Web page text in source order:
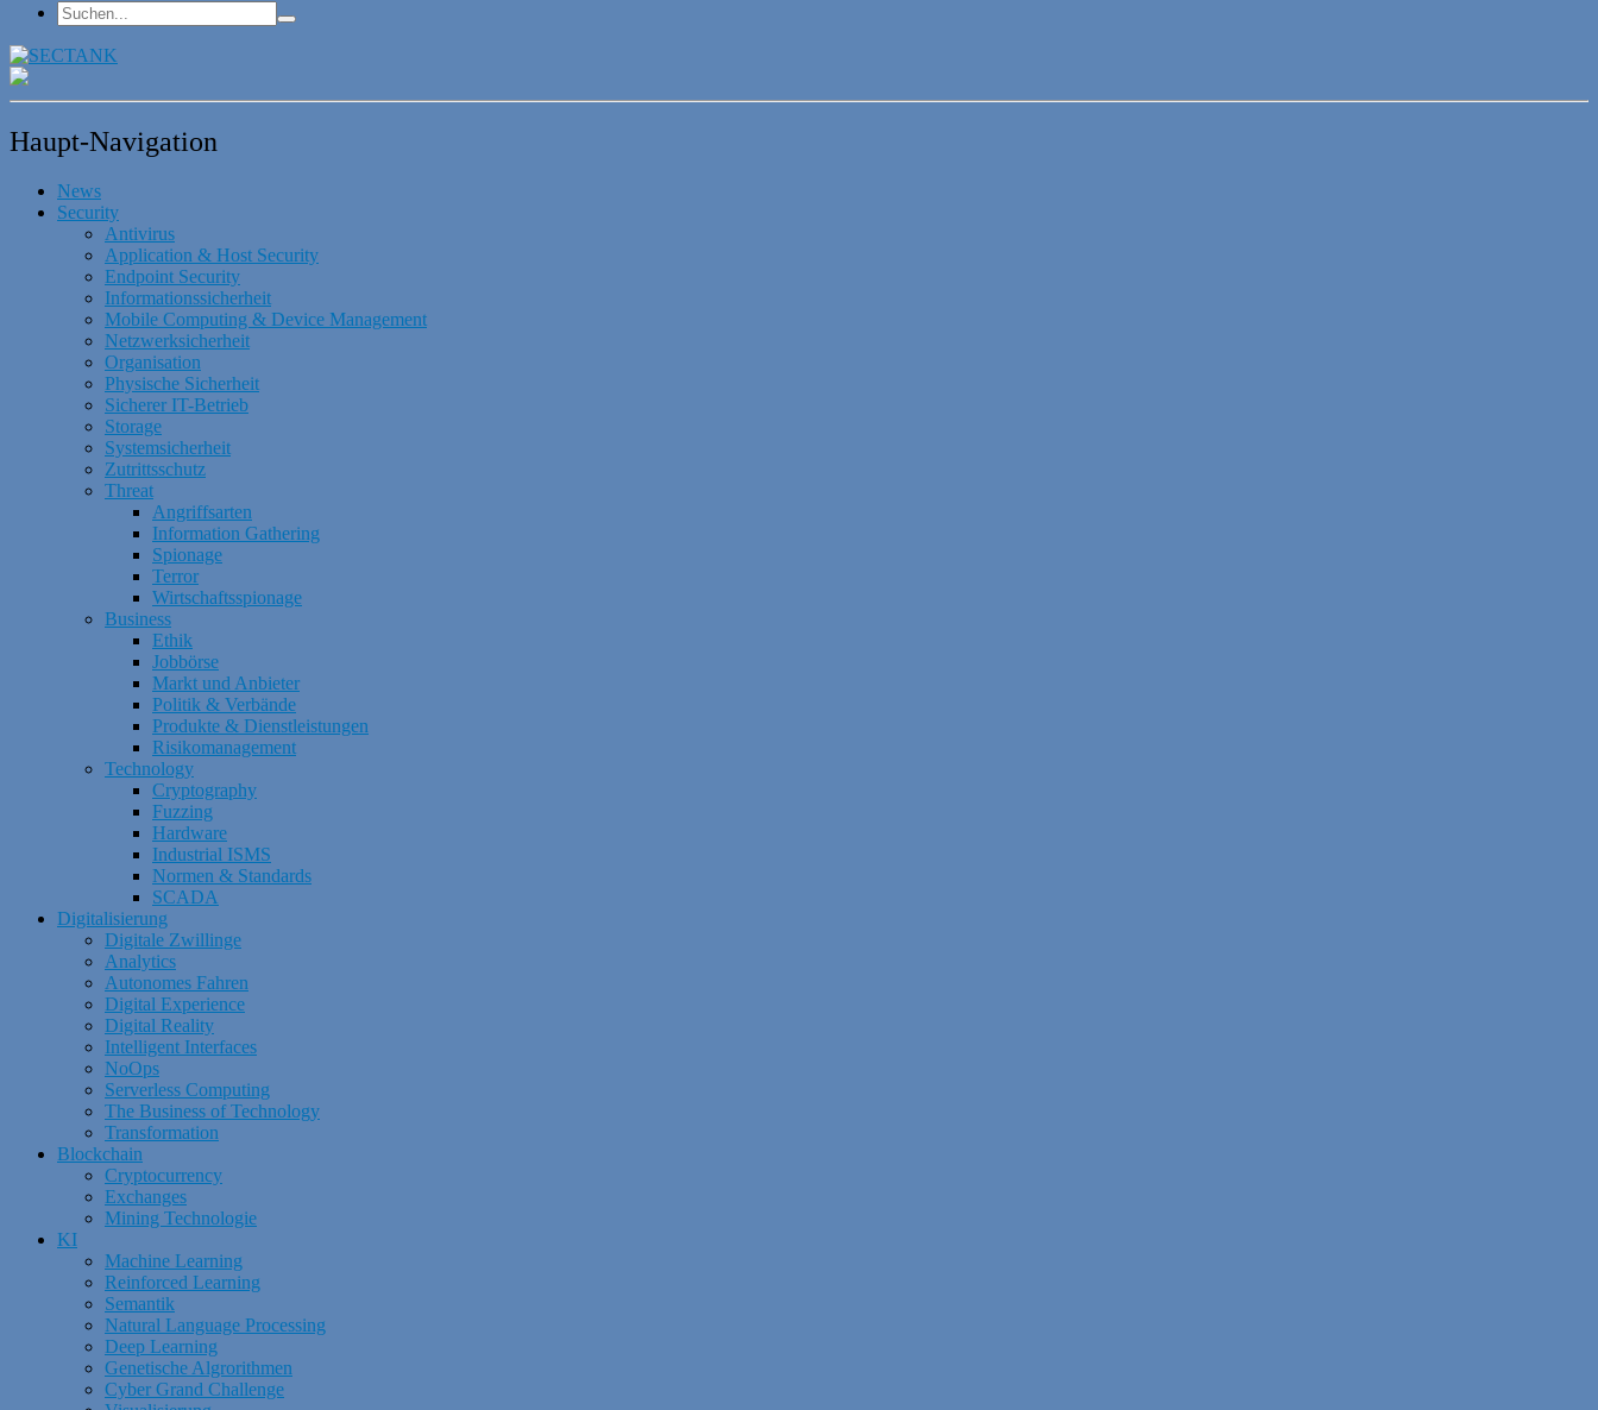
Haupt-Navigation
News
Security
Antivirus
Application & Host Security
Endpoint Security
Informationssicherheit
Mobile Computing & Device Management
Netzwerksicherheit
Organisation
Physische Sicherheit
Sicherer IT-Betrieb
Storage
Systemsicherheit
Zutrittsschutz
Threat
Angriffsarten
Information Gathering
Spionage
Terror
Wirtschaftsspionage
Business
Ethik
Jobbörse
Markt und Anbieter
Politik & Verbände
Produkte & Dienstleistungen
Risikomanagement
Technology
Cryptography
Fuzzing
Hardware
Industrial ISMS
Normen & Standards
SCADA
Digitalisierung
Digitale Zwillinge
Analytics
Autonomes Fahren
Digital Experience
Digital Reality
Intelligent Interfaces
NoOps
Serverless Computing
The Business of Technology
Transformation
Blockchain
Cryptocurrency
Exchanges
Mining Technologie
KI
Machine Learning
Reinforced Learning
Semantik
Natural Language Processing
Deep Learning
Genetische Algrorithmen
Cyber Grand Challenge